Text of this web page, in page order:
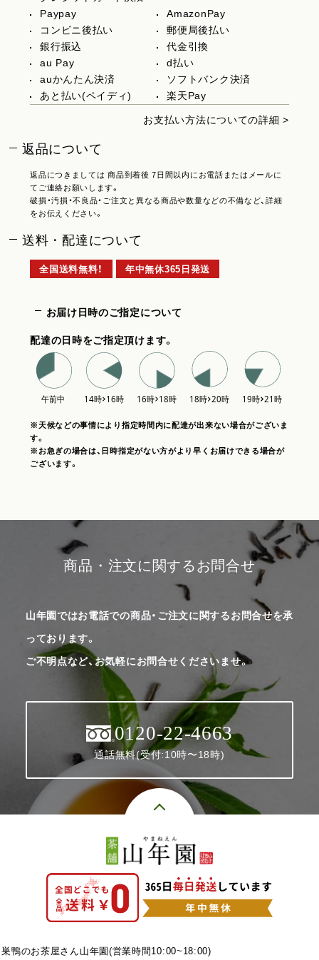
Paypay
AmazonPay
コンビニ後払い
郵便局後払い
銀行振込
代金引換
au Pay
d払い
auかんたん決済
ソフトバンク決済
あと払い(ペイディ)
楽天Pay
お支払い方法についての詳細 >
返品について
返品につきましては 商品到着後 7日間以内にお電話またはメールに
てご連絡お願いします。
破損・汚損・不良品・ご注文と異なる商品や数量などの不備など、詳細
をお伝えください。
送料・配達について
全国送料無料！ 年中無休365日発送
お届け日時のご指定について
配達の日時をご指定頂けます。
※天候などの事情により指定時間内に配達が出来ない場合がございま
す。
※お急ぎの場合は、日時指定がない方がより早くお届けできる場合が
ございます。
商品・注文に関するお問合せ
山年園ではお電話での商品・ご注文に関するお問合せを承
っております。
ご不明点など、お気軽にお問合せくださいませ。
0120-22-4663
通話無料(受付:10時〜18時)
巣鴨のお茶屋さん山年園(営業時間10:00~18:00)